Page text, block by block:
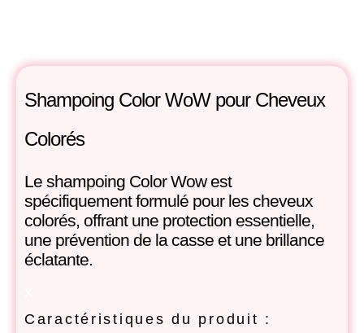
Shampoing Color WoW pour Cheveux
Colorés
Le shampoing Color Wow est
spécifiquement formulé pour les cheveux
colorés, offrant une protection essentielle,
une prévention de la casse et une brillance
éclatante.
Caractéristiques du produit :